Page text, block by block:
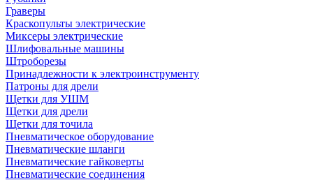
Граверы
Краскопульты электрические
Миксеры электрические
Шлифовальные машины
Штроборезы
Принадлежности к электроинструменту
Патроны для дрели
Щетки для УШМ
Щетки для дрели
Щетки для точила
Пневматическое оборудование
Пневматические шланги
Пневматические гайковерты
Пневматические соединения